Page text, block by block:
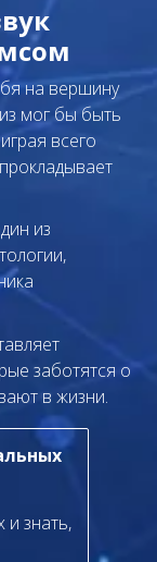
на вершину
мог бы быть
всего
из
заботятся о
в жизни.
и знать,